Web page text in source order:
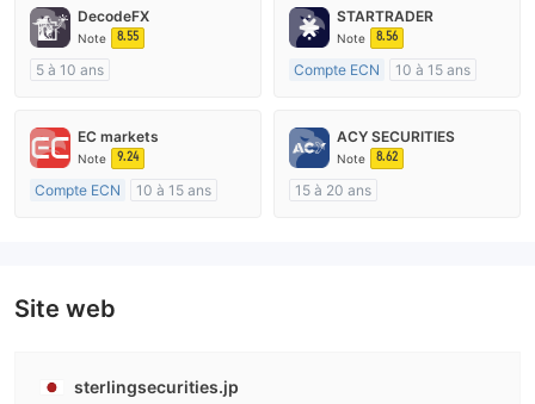
DecodeFX
Note 8.55
5 à 10 ans
Market Making (MM)
Etiquette principale MT4
STARTRADER
Note 8.56
Compte ECN
10 à 15 ans
Market Making (MM)
Etiquette principale MT4
EC markets
Note 9.24
Compte ECN
10 à 15 ans
ACY SECURITIES
Note 8.62
15 à 20 ans
Site web
sterlingsecurities.jp